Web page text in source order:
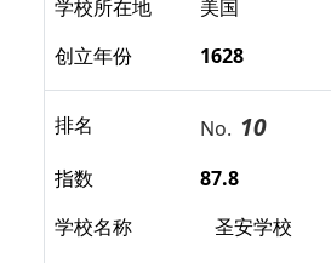
学校所在地
美国
创立年份
1628
排名 No. 10
指数
87.8
学校名称
圣安学校